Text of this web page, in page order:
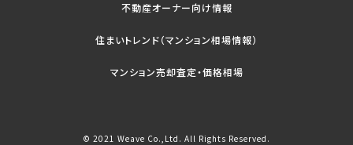
不動産オーナー向け情報
住まいトレンド（マンション相場情報）
マンション売却査定・価格相場
© 2021 Weave Co.,Ltd. All Rights Reserved.